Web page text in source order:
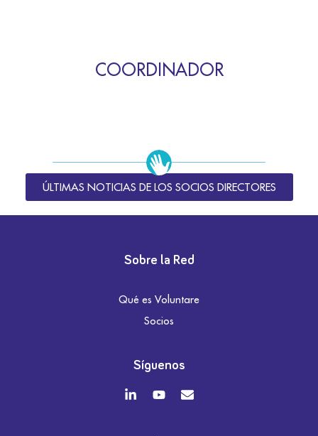
COORDINADOR
ÚLTIMAS NOTICIAS DE LOS SOCIOS DIRECTORES
Sobre la Red
Qué es Voluntare
Socios
Síguenos